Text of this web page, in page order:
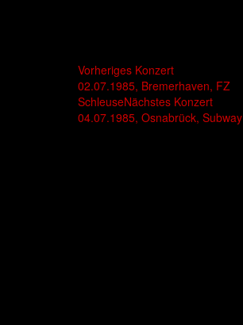
Vorheriges Konzert
02.07.1985, Bremerhaven, FZ
SchleuseNächstes Konzert
04.07.1985, Osnabrück, Subway